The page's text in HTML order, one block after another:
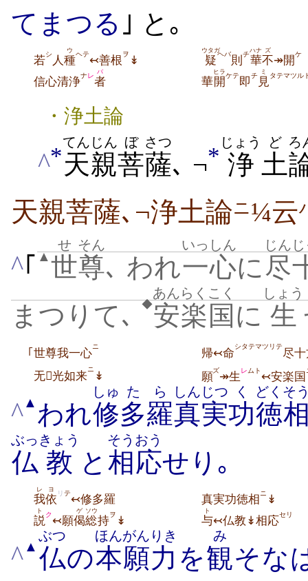
てまつる ｣ と｡
若シ 人種
ウ ヘテ↢善根ヲ ↡ 疑
ウタガヘバ則 チ華
ハナ
不
ズ
↠開ケ
信心清浄ナレ者
バ
華開
ヒラケテ即チ 見
ミ タテマツル
・浄土論
^*天親
てんじん
菩
ぼ
薩
さつ
､ ¬* 浄
じょう
土
ど ろ
天親菩薩､¬浄土論ニ¼云
^｢ ▲世
せ
尊
そん
､ われ一心
いっしん
に尽
じん
まつりて､ ◆安楽
あんらく
国
こく
に 生
しょう
｢世尊我一心ニ 帰↢命シタテマツリテ尽
无光如来ニ ↡ 願ズ↠生 レ ムト ↢安楽国
^▲ われ修
しゅ
多羅
たら
真実
しんじつ
功
く
徳
どく そ
仏
ぶっ
教
きょう
と 相応
そうおう
せり｡
我
レ
依
ヨ リ テ↢修多羅 真実功徳相 ニ ↡
説
ト ク↢願偈
ゲ
総
ソウ
持ヲ ↡ 与
ト
↢仏教↡相応セリ
^ ▲ 仏
ぶつ
の本願
ほんがん
力
りき
を観
み
そな